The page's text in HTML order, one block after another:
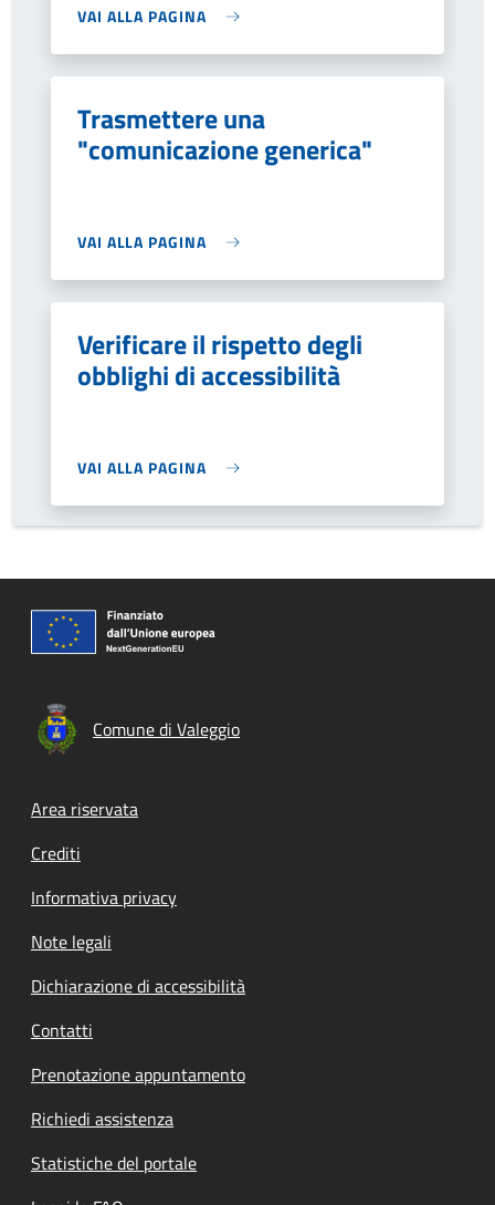
VAI ALLA PAGINA
Trasmettere una
"comunicazione generica"
VAI ALLA PAGINA
Verificare il rispetto degli
obblighi di accessibilità
VAI ALLA PAGINA
Comune di Valeggio
Footer menu
Area riservata
Crediti
Informativa privacy
Note legali
Dichiarazione di accessibilità
Contatti
Prenotazione appuntamento
Richiedi assistenza
Statistiche del portale